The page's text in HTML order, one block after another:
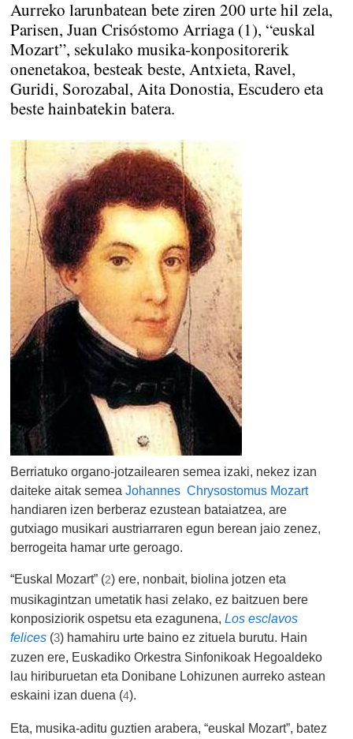
Aurreko larunbatean bete ziren 200 urte hil zela,
Parisen, Juan Crisóstomo Arriaga (1), “euskal
Mozart”, sekulako musika-konpositorerik
onenetakoa, besteak beste, Antxieta, Ravel,
Guridi, Sorozabal, Aita Donostia, Escudero eta
beste hainbatekin batera.
Berriatuko organo-jotzailearen semea izaki, nekez izan
daiteke aitak semeaJohannes Chrysostomus Mozart
handiaren izen berberaz ezustean bataiatzea, are
gutxiago musikari austriarraren egun berean jaio zenez,
berrogeita hamar urte geroago.
“Euskal Mozart” (2) ere, nonbait, biolina jotzen eta
musikagintzan umetatik hasi zelako, ez baitzuen bere
konposiziorik ospetsu eta ezagunena,Los esclavos
felices (3) hamahiru urte baino ez zituela burutu. Hain
zuzen ere, Euskadiko Orkestra Sinfonikoak Hegoaldeko
lau hiriburuetan eta Donibane Lohizunen aurreko astean
eskaini izan duena (4).
Eta, musika-aditu guztien arabera, “euskal Mozart”, batez